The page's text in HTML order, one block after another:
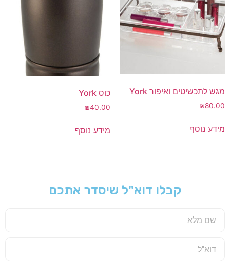
מגש לתכשיטים ואיפור York
₪80.00
מידע נוסף
כוס York
₪40.00
מידע נוסף
קבלו דוא"ל שיסדר אתכם